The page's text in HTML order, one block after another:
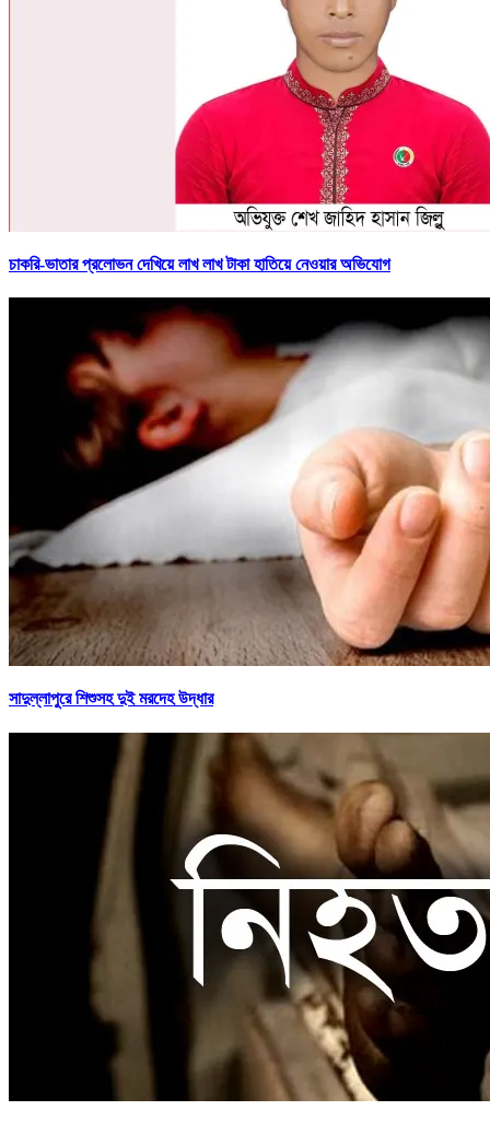
চাকরি-ভাতার প্রলোভন দেখিয়ে লাখ লাখ টাকা হাতিয়ে নেওয়ার অভিযোগ
সাদুল্লাপুরে শিশুসহ দুই মরদেহ উদ্ধার